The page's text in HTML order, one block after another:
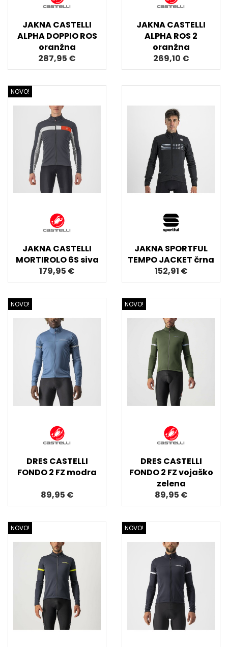
JAKNA CASTELLI
ALPHA DOPPIO ROS
oranžna
287,95 €
JAKNA CASTELLI
ALPHA ROS 2
oranžna
269,10 €
NOVO!
JAKNA CASTELLI
MORTIROLO 6S siva
179,95 €
JAKNA SPORTFUL
TEMPO JACKET črna
152,91 €
NOVO!
DRES CASTELLI
FONDO 2 FZ modra
89,95 €
NOVO!
DRES CASTELLI
FONDO 2 FZ vojaško
zelena
89,95 €
NOVO! NOVO!